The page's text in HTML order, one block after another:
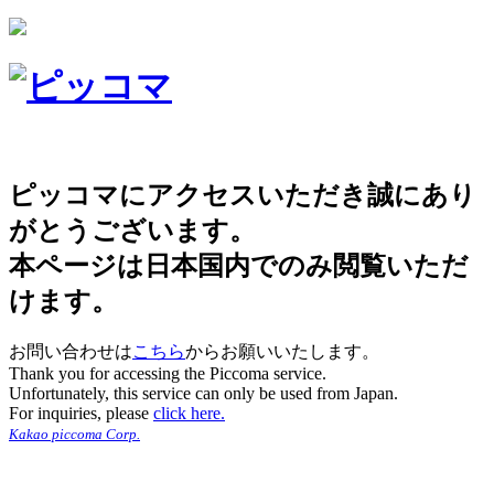
ピッコマにアクセスいただき誠にあり
がとうございます。
本ページは日本国内でのみ閲覧いただ
けます。
お問い合わせはこちらからお願いいたします。
Thank you for accessing the Piccoma service.
Unfortunately, this service can only be used from Japan.
For inquiries, please click here.
Kakao piccoma Corp.